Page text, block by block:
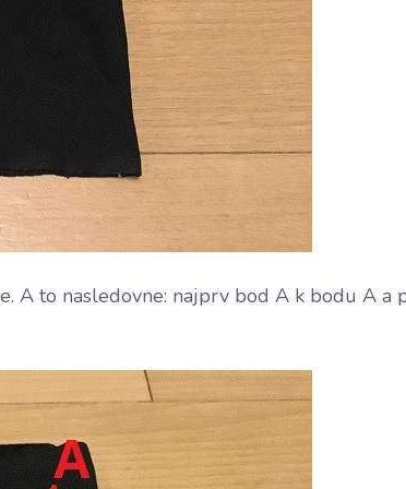
A to nasledovne: najprv bod A k bodu A a